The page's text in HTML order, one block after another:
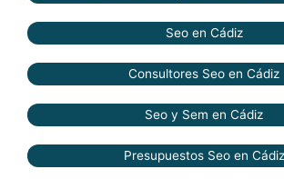
Seo en Cádiz
Consultores Seo en Cádiz
Seo y Sem en Cádiz
Presupuestos Seo en Cádiz